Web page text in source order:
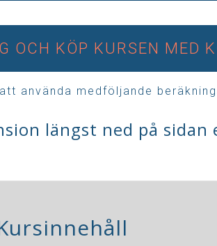
OCH KÖP KURSEN MED
använda medföljande
längst ned på